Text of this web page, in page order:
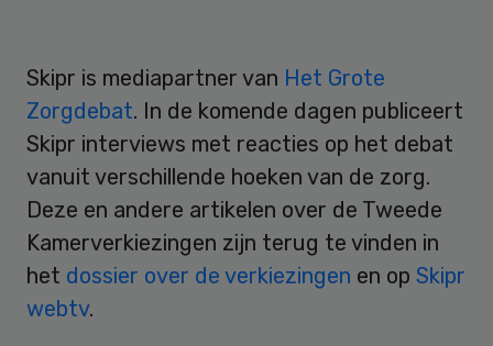
Skipr is mediapartner van Het Grote
Zorgdebat. In de komende dagen publiceert
Skipr interviews met reacties op het debat
vanuit verschillende hoeken van de zorg.
Deze en andere artikelen over de Tweede
Kamerverkiezingen zijn terug te vinden in
het dossier over de verkiezingen en op Skipr
webtv.